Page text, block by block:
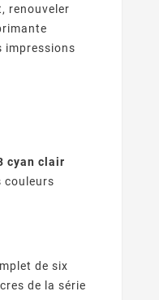
renouveler
impressions
cyan clair
couleurs
de six
de la série